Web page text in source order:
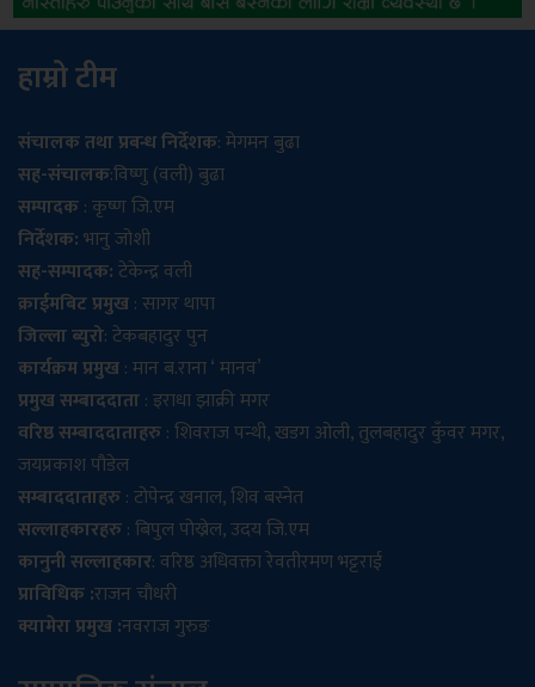
हाम्रो टीम
संचालक तथा प्रबन्ध निर्देशक: मेगमन बुढा
सह-संचालक:विष्णु (वली) बुढा
सम्पादक: कृष्ण जि.एम
निर्देशक:भानु जोशी
सह-सम्पादक:टेकेन्द्र वली
क्राईमबिट प्रमुख: सागर थापा
जिल्ला ब्युरो: टेकबहादुर पुन
कार्यक्रम प्रमुख: मान ब.राना ‘ मानव’
प्रमुख सम्बाददाता: इराधा झाक्री मगर
वरिष्ठ सम्बाददाताहरु: शिवराज पन्थी, खडग ओली, तुलबहादुर कुँवर मगर,
जयप्रकाश पौडेल
सम्बाददाताहरु: टोपेन्द्र खनाल, शिव बस्नेत
सल्लाहकारहरु: बिपुल पोख्रेल, उदय जि.एम
कानुनी सल्लाहकार: वरिष्ठ अधिवक्ता रेवतीरमण भट्टराई
प्राविधिक :राजन चौधरी
क्यामेरा प्रमुख :नवराज गुरुङ